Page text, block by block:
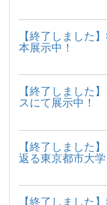
【終了しました
本展示中！
【終了しました
スにて展示中！
【終了しました
返る東京都市大
【終了しました